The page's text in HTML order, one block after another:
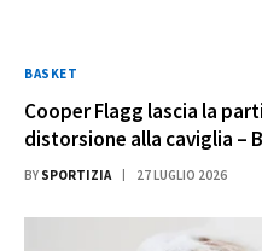
BASKET
Cooper Flagg lascia la
distorsione alla caviglia –
BY SPORTIZIA 27 LUGLIO 2026